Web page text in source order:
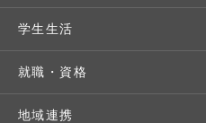
教育理念・方針・取り組み
キャンパス・施設設備
交通アクセス
オープンキャンパス
Webオープンキャンパス
個別相談（来学・オンライン）
学部・学科
地域実践
留学プログラム
学生生活
キャンパスライフ
年間スケジュール
就職・資格
就職・進路サポート
地域連携